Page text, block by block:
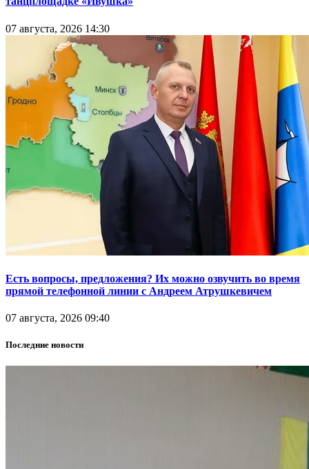
07 августа, 2026 14:30
Есть вопросы, предложения? Их можно озвучить во время
прямой телефонной линии с Андреем Атрушкевичем
07 августа, 2026 09:40
Последние новости